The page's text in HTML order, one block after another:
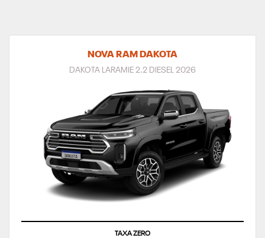
NOVA RAM DAKOTA
DAKOTA LARAMIE 2.2 DIESEL 2026
TAXA ZERO